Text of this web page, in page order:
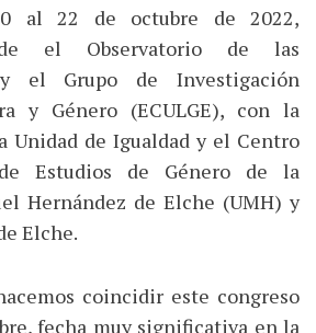
al 22 de octubre de 2022,
el Observatorio de las
y el Grupo de Investigación
y Género (ECULGE), con la
Unidad de Igualdad y el Centro
Estudios de Género de la
Hernández de Elche (UMH) y
Elche.
coincidir este congreso
fecha muy significativa en la